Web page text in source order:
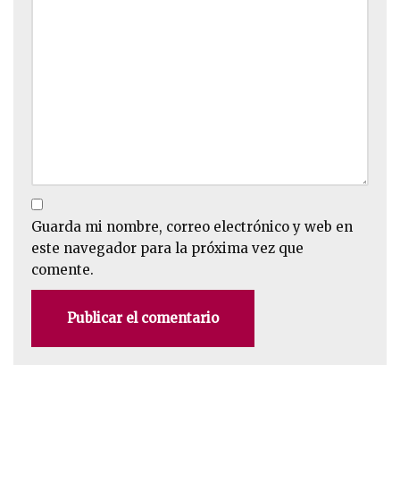
Guarda mi nombre, correo electrónico y web en
este navegador para la próxima vez que
comente.